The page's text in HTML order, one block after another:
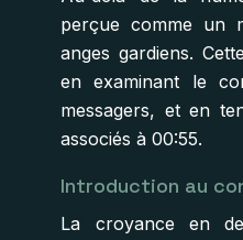
perçue comme un
anges gardiens.
en examinant le
messagers, et en
associés à 00:55.
Introduction au
La croyance en